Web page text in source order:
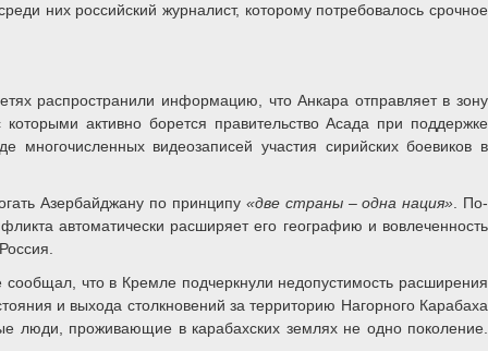
них российский журналист, которому потребовалось срочное
распространили информацию, что Анкара отправляет в зону
активно борется правительство Асада при поддержке
видеозаписей участия сирийских боевиков в
Азербайджану по принципу «две страны – одна нация» . По-
автоматически расширяет его географию и вовлеченность
что в Кремле подчеркнули недопустимость расширения
и выхода столкновений за территорию Нагорного Карабаха
люди, проживающие в карабахских землях не одно поколение.